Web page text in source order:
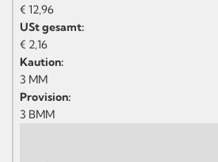
€ 12,96
USt gesamt:
€ 2,16
Kaution:
3 MM
Provision:
3 BMM